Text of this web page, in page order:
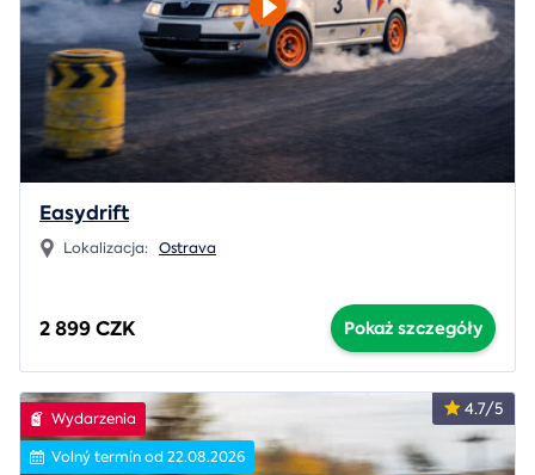
Easydrift
Lokalizacja: Ostrava
2 899 CZK Pokaż szczegóły
4.7/5
Wydarzenia
Volný termín od 22.08.2026